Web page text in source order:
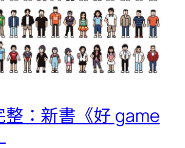
：新書《好 game